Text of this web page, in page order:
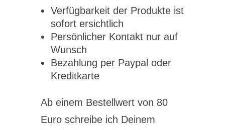
Verfügbarkeit der Produkte ist
sofort ersichtlich
Persönlicher Kontakt nur auf
Wunsch
Bezahlung per Paypal oder
Kreditkarte
Ab einem Bestellwert von 80
Euro schreibe ich Deinem